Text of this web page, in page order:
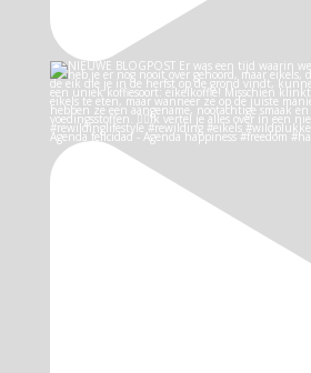
Agenda felicidad - Agenda happiness #freedom #ha